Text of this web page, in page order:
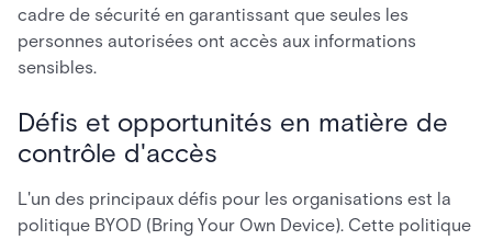
cadre de sécurité en garantissant que seules les
personnes autorisées ont accès aux informations
sensibles.
Défis et opportunités en matière de
contrôle d'accès
L'un des principaux défis pour les organisations est la
politique BYOD (Bring Your Own Device). Cette politique